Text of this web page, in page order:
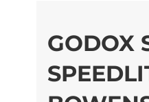
GODOX